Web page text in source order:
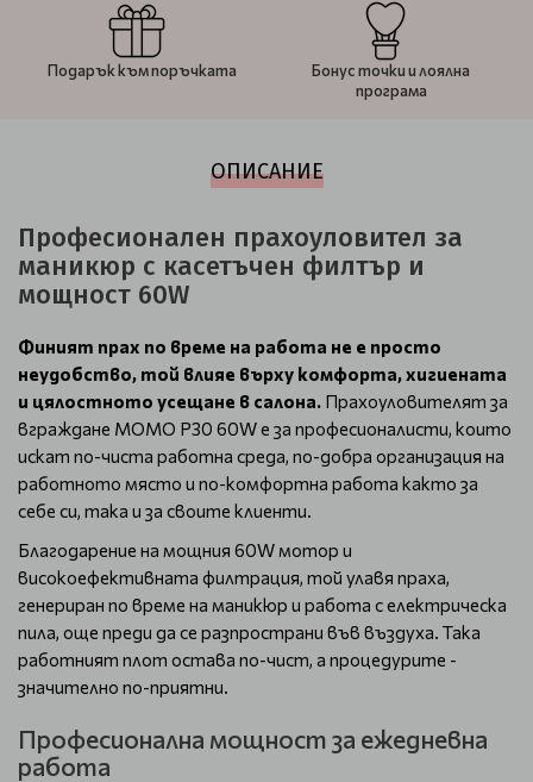
Подарък към поръчката
Бонус точки и лоялна
програма
ОПИСАНИЕ
Професионален прахоуловител за
маникюр с касетъчен филтър и
мощност 60W
Финият прах по време на работа не е просто
неудобство, той влияе върху комфорта, хигиената
и цялостното усещане в салона. Прахоуловителят за
вграждане MOMO P30 60W е за професионалисти, които
искат по-чиста работна среда, по-добра организация на
работното място и по-комфортна работа както за
себе си, така и за своите клиенти.
Благодарение на мощния 60W мотор и
високоефективната филтрация, той улавя праха,
генериран по време на маникюр и работа с електрическа
пила, още преди да се разпространи във въздуха. Така
работният плот остава по-чист, а процедурите -
значително по-приятни.
Професионална мощност за ежедневна
работа